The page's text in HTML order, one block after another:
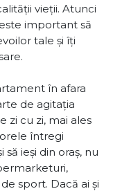
vieții. Atunci
important să
tale și îți
în afara
de agitația
zi cu zi, mai ales
întregi
ieși din oraș, nu
sport. Dacă ai și